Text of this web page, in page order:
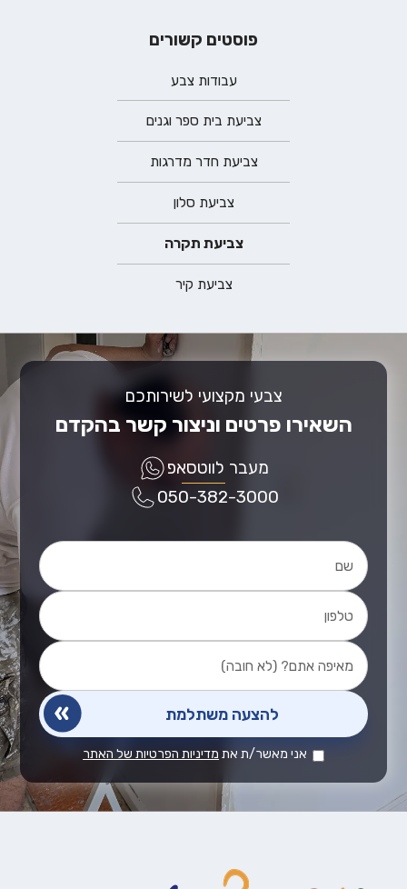
פוסטים קשורים
עבודות צבע
צביעת בית ספר וגנים
צביעת חדר מדרגות
צביעת סלון
צביעת תקרה
צביעת קיר
צבעי מקצועי לשירותכם
השאירו פרטים וניצור קשר בהקדם
מעבר לווטסאפ
050-382-3000
אני מאשר/ת את מדיניות הפרטיות של האתר